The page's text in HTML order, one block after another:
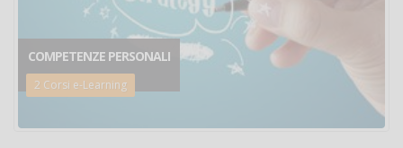
COMPETENZE PERSONALI
2 Corsi e-Learning